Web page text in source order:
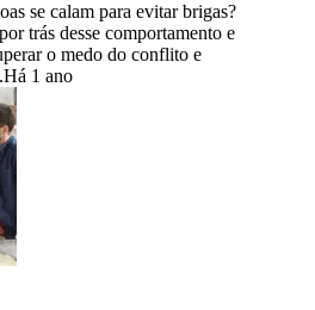
se calam para evitar brigas?
trás desse comportamento e
o medo do conflito e
Há 1 ano